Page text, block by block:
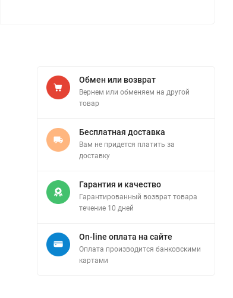
Обмен или возврат
Вернем или обменяем на другой
товар
Бесплатная доставка
Вам не придется платить за
доставку
Гарантия и качество
Гарантированный возврат товара
течение 10 дней
On-line оплата на сайте
Оплата производится банковскими
картами